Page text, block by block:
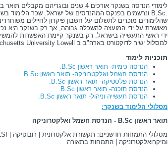
לימודי הנדסה בשנקר אורכים 4 שנים ובוגריהם
.
B.Sc ונרשמים בפנקס המהנדסים של ישראל. שכר הלימוד
שהלימודים מוכרים לתשלום על חשבון פיקדון לחיילים
מאושרת על ידי המועצה להשכלה גבוהה, אך רק בשנקר היא
ידי ראשי התעשייה בישראל. רק בשנקר קיימת האפשרות
למסלול ישיר לדוקטורט בארה"ב ב
University Lowell
תוכניות לימוד
הנדסה כימית- תואר ראשון B.Sc.
הנדסת חשמל ואלקטרוניקה- תואר ראשון B.Sc.
הנדסת פלסטיקה- תואר ראשון B.Sc.
הנדסת תוכנה- תואר ראשון B.Sc.
הנדסת תעשייה וניהול- תואר ראשון B.Sc.
מסלולי הלימוד בשנקר:
תואר ראשון B.Sc - הנדסת חשמל ואלקטרוניקה
מסלולי התמחות חדשניים: תקשורת אלקטרונית | רובוטיקה |
ומיקרואלקטרוניקה | התמחות בתאורה